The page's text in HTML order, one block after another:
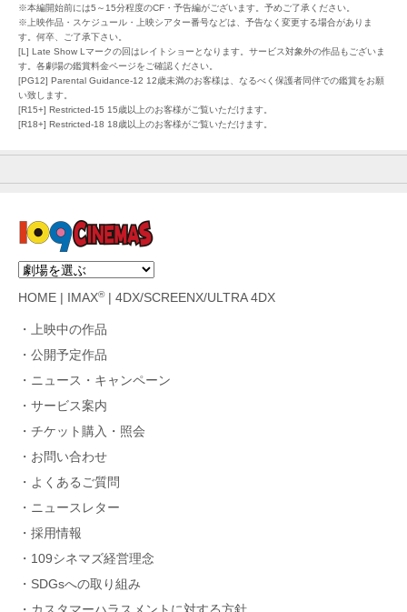
※本編開始前には5～15分程度のCF・予告編がございます。予めご了承ください。
※上映作品・スケジュール・上映シアター番号などは、予告なく変更する場合がありま
す。何卒、ご了承下さい。
[L] Late Show Lマークの回はレイトショーとなります。サービス対象外の作品もございま
す。各劇場の鑑賞料金ページをご確認ください。
[PG12] Parental Guidance-12 12歳未満のお客様は、なるべく保護者同伴での鑑賞をお願
い致します。
[R15+] Restricted-15 15歳以上のお客様がご覧いただけます。
[R18+] Restricted-18 18歳以上のお客様がご覧いただけます。
HOME IMAX®| 4DX/SCREENX/ULTRA 4DX
上映中の作品
公開予定作品
ニュース・キャンペーン
サービス案内
チケット購入・照会
お問い合わせ
よくあるご質問
ニュースレター
採用情報
109シネマズ経営理念
SDGsへの取り組み